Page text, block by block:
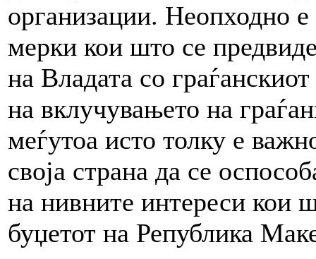
организации. Неопходно
мерки кои што се
на Владата со
на вклучувањето на
меѓутоа исто толку е
своја страна да се
на нивните интереси кои
буџетот на Република